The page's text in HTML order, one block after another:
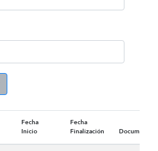
Fecha
Inicio
Fecha
Finalización
Documento